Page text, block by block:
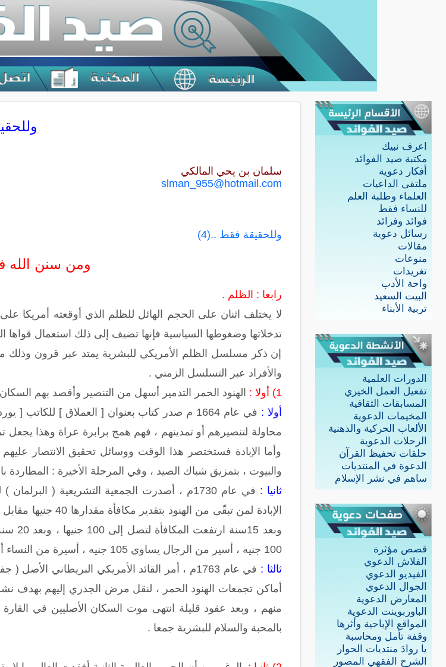
اعرف نبيك
مكتبة صيد الفوائد
أفكار دعوية
ملتقى الداعيات
العلماء وطلبة العلم
للنساء فقط
فوائد وفرائد
رسائل دعوية
مقالات
منوعات
تغريدات
واحة الأدب
البيت السعيد
تربية الأبناء
الدورات العلمية
تفعيل العمل الخيري
المسابقات الثقافية
المخيمات الدعوية
الألعاب الحركية والذهنية
الرحلات الدعوية
حلقات تحفيظ القرآن
الدعوة في المنتديات
ساهم في نشر الإسلام
قصص مؤثرة
الفلاش الدعوي
الفيديو الدعوي
الجوال الدعوي
المعارض الدعوية
الباوربوينت الدعوية
المواقع الإباحية وأثرها
وقفة تأمل ومحاسبة
يا روادَ منتديات الحوار
الشرح الفقهي المصور
سلمان بن يحي المالكي
slman_955@hotmail.com
وللحقيقة فقط ..(4)
ومن سنن الله
رابعا : الظلم .
لا يختلف اثنان على الحجم الهائل للظلم الذي أوقعته أمريكا
تدخلاتها وضغوطها السياسية فإنها تضيف إلى ذلك استعمال قواها
إن ذكر مسلسل الظلم الأمريكي للبشرية يمتد عبر قرون
والأفراد عبر التسلسل الزمني .
1) أولا : الهنود الحمر التدمير أسهل من التنصير وأقصد بهم
أولا :
في عام 1664 م صدر كتاب بعنوان [ العملاق ]
محاولة لتنصيرهم أو تمدينهم ، فهم همج برابرة عراة وهذا يجعل
وأما الإبادة فستختصر هذا الوقت ووسائل تحقيق الانتصار عليهم
والبيوت ، بتمزيق شباك الصيد ، وفي المرحلة الأخيرة : المطاردة
ثانيا :
في عام 1730م ، أصدرت الجمعية التشريعية (
100 جنيه ، أسير من الرجال يساوي 105 جنيه ، أسيرة من النساء أو طفل يساوي : 55 جنيها ، فروة رأس امرأة أو طفل يساوي : 50 جنيها .
ثالثا :
في عام 1763م ، أمر القائد الأمريكي
أماكن تجمعات الهنود الحمر ، لنقل مرض الجدري إليهم بهدف
منهم ، وبعد عقود قليلة انتهى موت السكان الأصليين في القارة
بالمحبة والسلام للبشرية جمعا .